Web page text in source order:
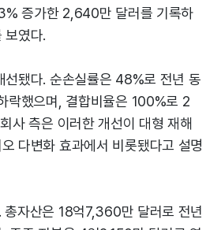
증가한 2,640만 달러를 기록하
보였다.
선됐다. 순손실률은 48%로 전년 동
락했으며, 결합비율은 100%로 2
사 측은 이러한 개선이 대형 재해
다변화 효과에서 비롯됐다고 설명
총자산은 18억7,360만 달러로 전년